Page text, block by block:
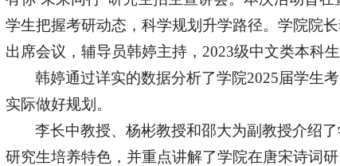
学生把握考研动态，科学规划升学路径。学院院
出席会议，辅导员韩婷主持，2023级中文类本科生
韩婷通过详实的数据分析了学院2025届学生
实际做好规划。
李长中教授、杨彬教授和邵大为副教授介绍
研究生培养特色，并重点讲解了学院在唐宋诗词